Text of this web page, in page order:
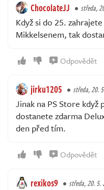
ChocolateJJ středa,
Když si do 25.
Mikkelsenem, tak
Odpovědět
jirku1205 středa, 20.
Jinak na PS Store
dostanete zdarma
den před tím.
Odpovědět
rexikos9 středa, 20. 5.